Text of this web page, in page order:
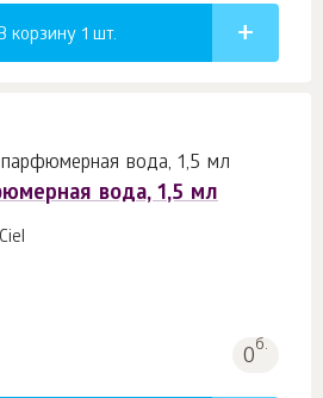
корзину 1 шт.
вода, 1,5 мл
0б.